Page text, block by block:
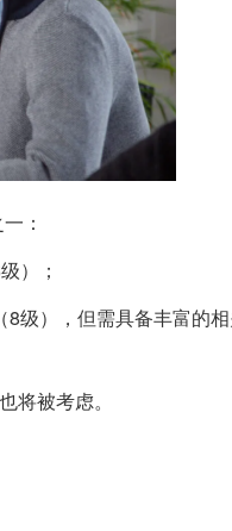
：
级）；
8级），但需具备丰富的
将被考虑。